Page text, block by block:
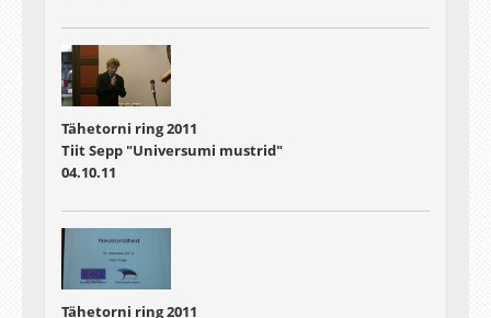
Tähetorni ring 2011
Tiit Sepp "Universumi mustrid"
04.10.11
Tähetorni ring 2011